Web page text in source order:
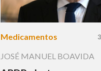
Medicamentos
JOSÉ MANUEL BOAVIDA